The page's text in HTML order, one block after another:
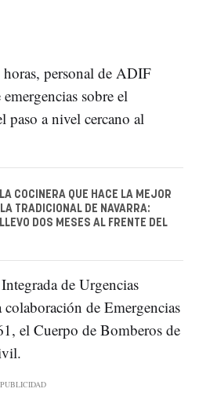
personal de ADIF
sobre el
paso a nivel cercano al
COCINERA QUE HACE LA MEJOR
TRADICIONAL DE NAVARRA:
DOS MESES AL FRENTE DEL
de Urgencias
de Emergencias
el Cuerpo de Bomberos de